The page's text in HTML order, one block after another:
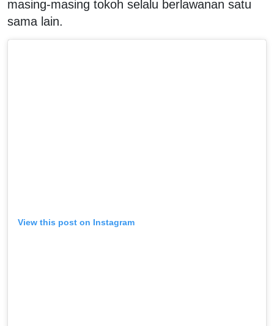
masing-masing tokoh selalu berlawanan satu
sama lain.
View this post on Instagram